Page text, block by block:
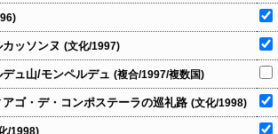
ッソンヌ (文化/1997)
ュ山/モンペルデュ (複合/1997/複数国)
ゴ・デ・コンポステーラの巡礼路 (文化/1998)
/1998)